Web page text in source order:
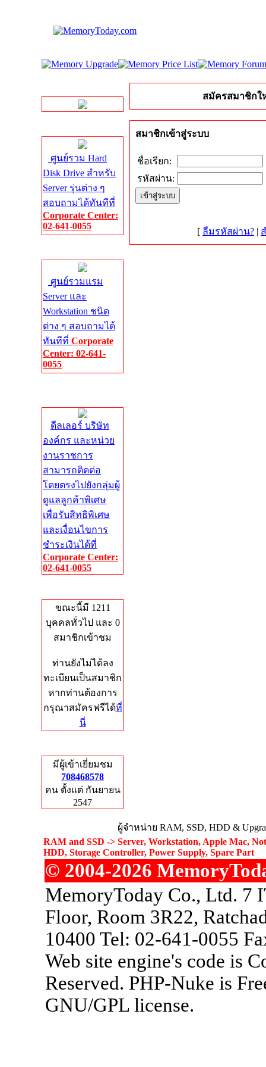
ศูนย์รวม Hard
Disk Drive สำหรับ
Server รุ่นต่าง ๆ
สอบถามได้ทันทีที่
Corporate Center:
02-641-0055
ศูนย์รวมแรม
Server และ
Workstation ชนิด
ต่าง ๆ สอบถามได้
ทันทีที่ Corporate
Center: 02-641-
0055
ดีลเลอร์ บริษัท
องค์กร และหน่วย
งานราชการ
สามารถติดต่อ
โดยตรงไปยังกลุ่มผู้
ดูแลลูกค้าพิเศษ
เพื่อรับสิทธิพิเศษ
และเงื่อนไขการ
ชำระเงินได้ที่
Corporate Center:
02-641-0055
ขณะนี้มี 1211
บุคคลทั่วไป และ 0
สมาชิกเข้าชม
ท่านยังไม่ได้ลง
ทะเบียนเป็นสมาชิก
หากท่านต้องการ
กรุณาสมัครฟรีได้ที่
นี่
มีผู้เข้าเยี่ยมชม
708468578
คน ตั้งแต่ กันยายน
2547
สมัครสมาชิกใ
สมาชิกเข้าสู่ระบบ
ชื่อเรียก:
รหัสผ่าน:
[ ลืมรหัสผ่าน? |
ผู้จำหน่าย RAM, SSD, HDD &
RAM and SSD -> Server, Workstation, Apple Mac,
HDD, Storage Controller, Power Supply, Spare Part
© 2004-2026
MemoryToday Co., Ltd. 7
Floor, Room 3R22,
10400 Tel: 02-641-0055
Web site engine's code is
Reserved. PHP-Nuke is
GNU/GPL license.